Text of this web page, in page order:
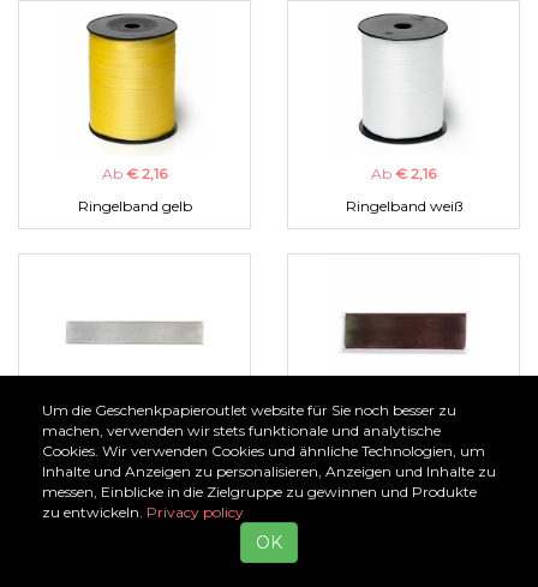
Ab € 2,16
Ringelband gelb
Ab € 2,16
Ringelband weiß
Ab€ 1,00
Organzaband silber
Ab€ 1,00
Organzaband braun
Um die Geschenkpapieroutlet website für Sie noch besser zu
machen, verwenden wir stets funktionale und analytische
Cookies. Wir verwenden Cookies und ähnliche Technologien, um
Inhalte und Anzeigen zu personalisieren, Anzeigen und Inhalte zu
messen, Einblicke in die Zielgruppe zu gewinnen und Produkte
zu entwickeln. Privacy policy
OK